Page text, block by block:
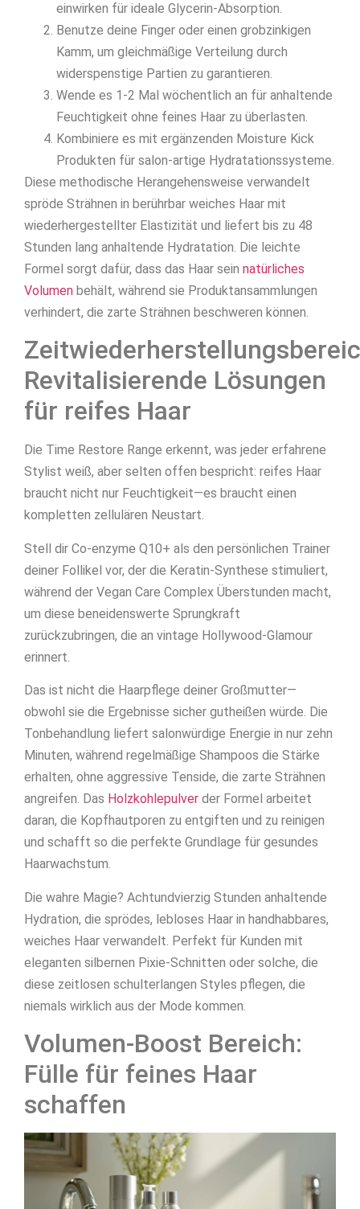
einwirken für ideale Glycerin-Absorption.
Benutze deine Finger oder einen grobzinkigen
Kamm, um gleichmäßige Verteilung durch
widerspenstige Partien zu garantieren.
Wende es 1-2 Mal wöchentlich an für anhaltende
Feuchtigkeit ohne feines Haar zu überlasten.
Kombiniere es mit ergänzenden Moisture Kick
Produkten für salon-artige Hydratationssysteme.
Diese methodische Herangehensweise verwandelt
spröde Strähnen in berührbar weiches Haar mit
wiederhergestellter Elastizität und liefert bis zu 48
Stunden lang anhaltende Hydratation. Die leichte
Formel sorgt dafür, dass das Haar sein natürliches
Volumen behält, während sie Produktansammlungen
verhindert, die zarte Strähnen beschweren können.
Revitalisierende Lösungen
für reifes Haar
Die Time Restore Range erkennt, was jeder erfahrene
Stylist weiß, aber selten offen bespricht: reifes Haar
braucht nicht nur Feuchtigkeit—es braucht einen
kompletten zellulären Neustart.
Stell dir Co-enzyme Q10+ als den persönlichen Trainer
deiner Follikel vor, der die Keratin-Synthese stimuliert,
während der Vegan Care Complex Überstunden macht,
um diese beneidenswerte Sprungkraft
zurückzubringen, die an vintage Hollywood-Glamour
erinnert.
Das ist nicht die Haarpflege deiner Großmutter—
obwohl sie die Ergebnisse sicher gutheißen würde. Die
Tonbehandlung liefert salonwürdige Energie in nur zehn
Minuten, während regelmäßige Shampoos die Stärke
erhalten, ohne aggressive Tenside, die zarte Strähnen
angreifen. Das Holzkohlepulver der Formel arbeitet
daran, die Kopfhautporen zu entgiften und zu reinigen
und schafft so die perfekte Grundlage für gesundes
Haarwachstum.
Die wahre Magie? Achtundvierzig Stunden anhaltende
Hydration, die sprödes, lebloses Haar in handhabbares,
weiches Haar verwandelt. Perfekt für Kunden mit
eleganten silbernen Pixie-Schnitten oder solche, die
diese zeitlosen schulterlangen Styles pflegen, die
niemals wirklich aus der Mode kommen.
Volumen-Boost Bereich:
Fülle für feines Haar
schaffen